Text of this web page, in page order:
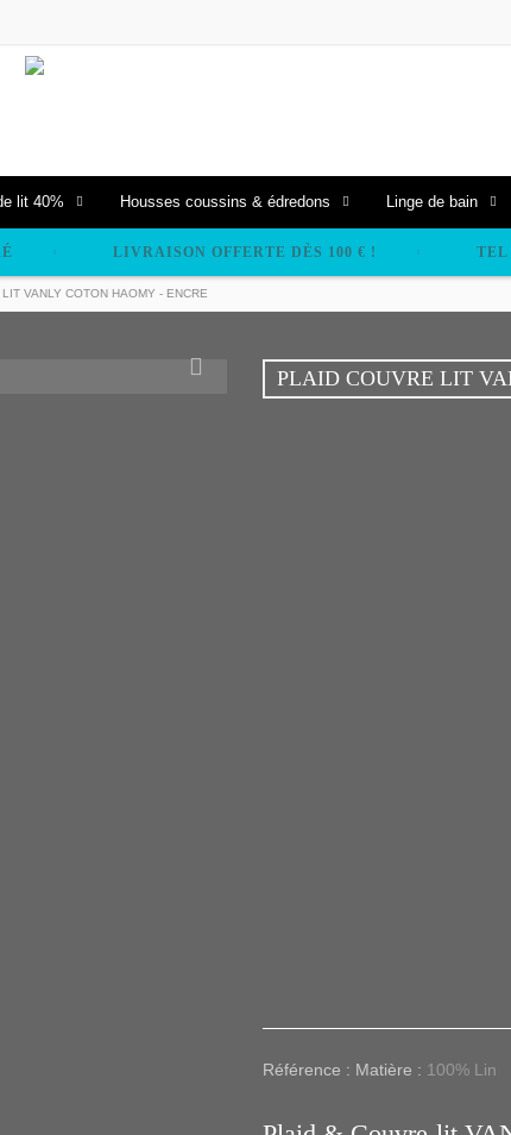
lit 40% Housses coussins & édredons Linge de bain
LIVRAISON OFFERTE DÈS 100 € ! TEL
VANLY COTON HAOMY - ENCRE
PLAID COUVRE LIT
Référence : Matière : 100% Lin